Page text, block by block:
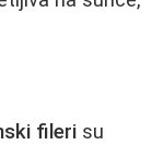
fileri su